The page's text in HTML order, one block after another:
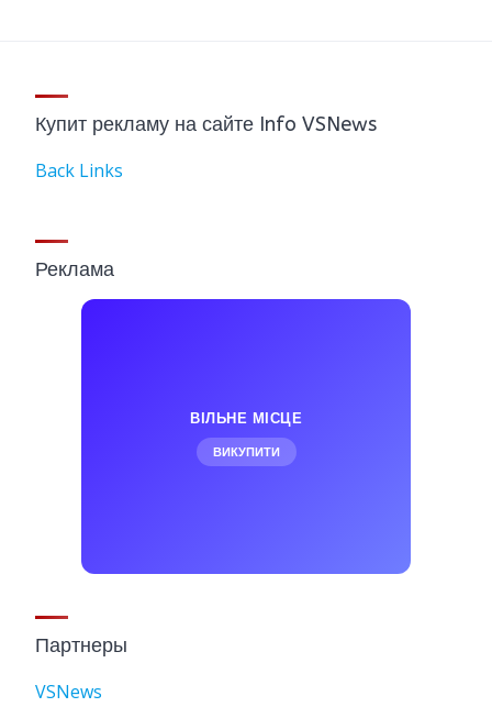
Купит рекламу на сайте Info VSNews
Back Links
Реклама
ВІЛЬНЕ МІСЦЕ
ВИКУПИТИ
Партнеры
VSNews